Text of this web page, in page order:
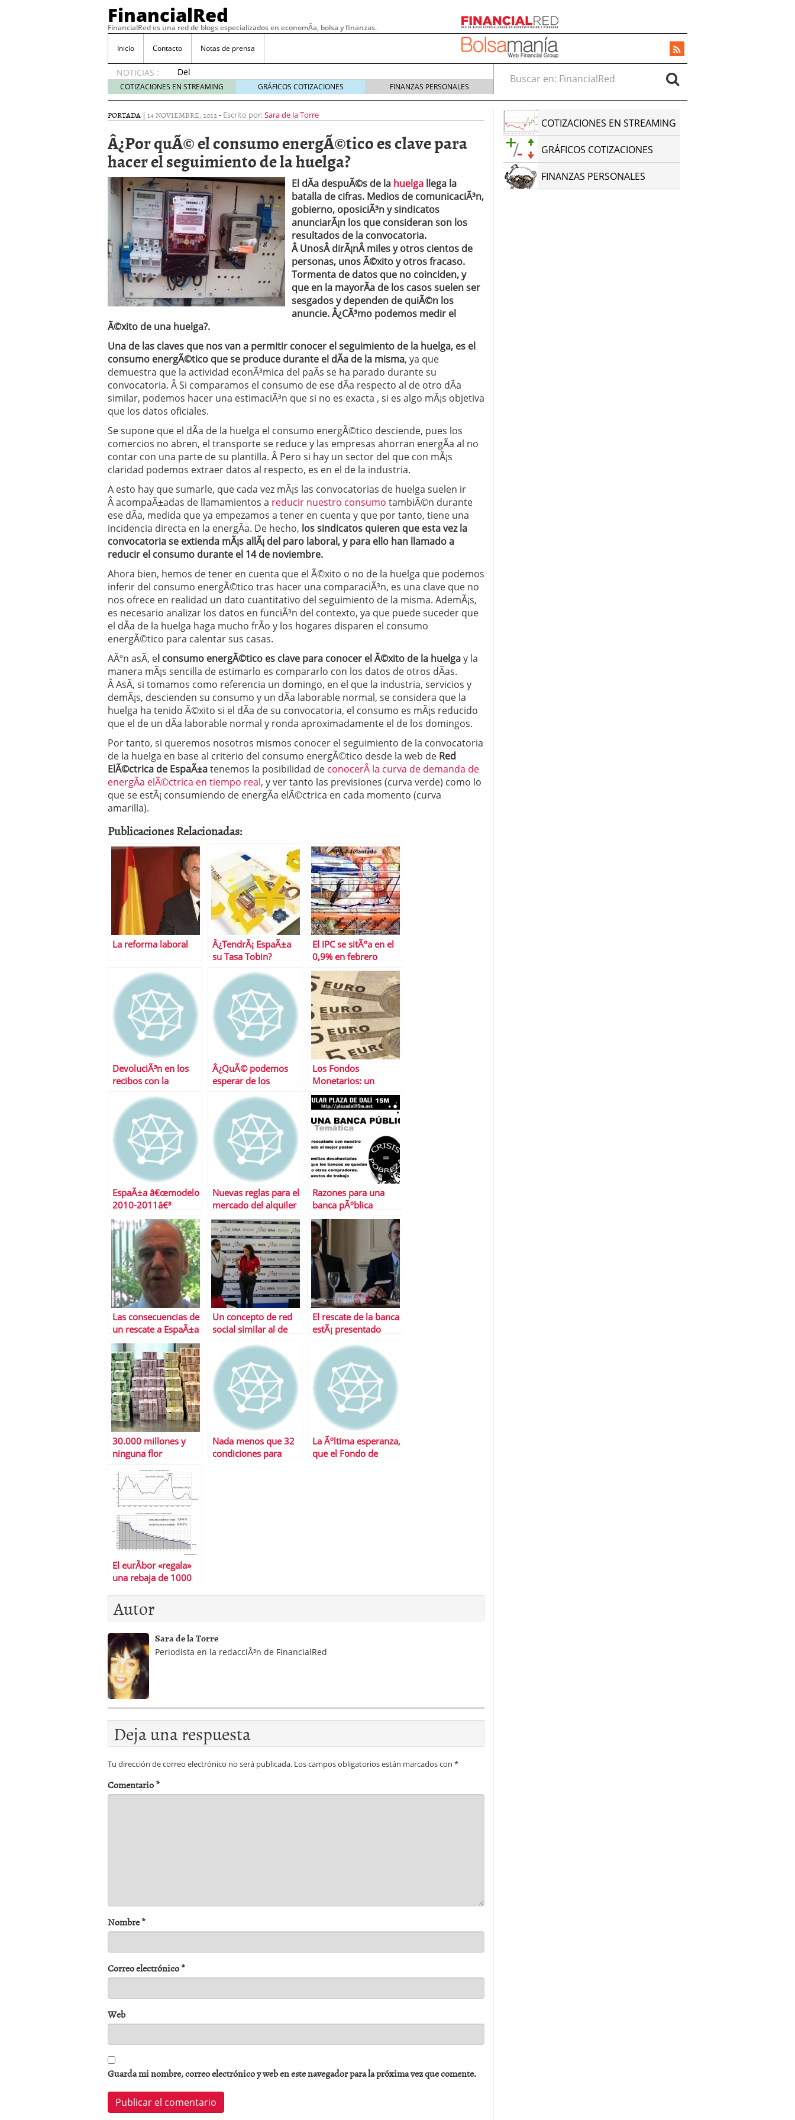
FinancialRed
FinancialRed es una red de blogs especializados en economÃ­a, bolsa y finanzas.
Inicio Contacto Notas de prensa
NOTICIAS :
Del
depósito
a la
cómo
cambiando
gestión
del
ahorro
en
España
05/08/2026
Seguros de convenio en pymes: la obligación que muchas empresas
descubren cuando ya es demasiado tarde 20/07/2026
ReseÃ±a de SIFX: Lo Que Deben Saber los Traders Mexicanos Antes de
Operar 29/06/2026
Crear empresa online vs proceso tradicional: ventajas reales para pymes
29/05/2026
CÃ³mo afrontar una baja mÃ©dica cuando trabajas por cuenta propia
26/05/2026
COTIZACIONES EN STREAMING GRÁFICOS COTIZACIONES FINANZAS PERSONALES
Buscar en:
PORTADA | 14 NOVIEMBRE, 2012- Escrito por:Sara de la Torre
Â¿Por quÃ© el consumo energÃ©tico es clave para
hacer el seguimiento de la huelga?
El dÃ­a despuÃ©s de la huelga llega la
batalla de cifras. Medios de comunicaciÃ³n,
gobierno, oposiciÃ³n y sindicatos
anunciarÃ¡n los que consideran son los
resultados de la convocatoria.
Â UnosÂ dirÃ¡nÂ miles y otros cientos de
personas, unos Ã©xito y otros fracaso.
Tormenta de datos que no coinciden, y
que en la mayorÃ­a de los casos suelen ser
sesgados y dependen de quiÃ©n los
anuncie. Â¿CÃ³mo podemos medir el
Ã©xito de una huelga?.
Una de las claves que nos van a permitir conocer el seguimiento de la huelga, es el
consumo energÃ©tico que se produce durante el dÃ­a de la misma, ya que
demuestra que la actividad econÃ³mica del paÃ­s se ha parado durante su
convocatoria. Â Si comparamos el consumo de ese dÃ­a respecto al de otro dÃ­a
similar, podemos hacer una estimaciÃ³n que si no es exacta , si es algo mÃ¡s objetiva
que los datos oficiales.
Se supone que el dÃ­a de la huelga el consumo energÃ©tico desciende, pues los
comercios no abren, el transporte se reduce y las empresas ahorran energÃ­a al no
contar con una parte de su plantilla. Â Pero si hay un sector del que con mÃ¡s
claridad podemos extraer datos al respecto, es en el de la industria.
A esto hay que sumarle, que cada vez mÃ¡s las convocatorias de huelga suelen ir
Â acompaÃ±adas de llamamientos a reducir nuestro consumo tambiÃ©n durante
ese dÃ­a, medida que ya empezamos a tener en cuenta y que por tanto, tiene una
incidencia directa en la energÃ­a. De hecho, los sindicatos quieren que esta vez la
convocatoria se extienda mÃ¡s allÃ¡ del paro laboral, y para ello han llamado a
reducir el consumo durante el 14 de noviembre.
Ahora bien, hemos de tener en cuenta que el Ã©xito o no de la huelga que podemos
inferir del consumo energÃ©tico tras hacer una comparaciÃ³n, es una clave que no
nos ofrece en realidad un dato cuantitativo del seguimiento de la misma. AdemÃ¡s,
es necesario analizar los datos en funciÃ³n del contexto, ya que puede suceder que
el dÃ­a de la huelga haga mucho frÃ­o y los hogares disparen el consumo
energÃ©tico para calentar sus casas.
AÃºn asÃ­, el consumo energÃ©tico es clave para conocer el Ã©xito de la huelgay la
manera mÃ¡s sencilla de estimarlo es compararlo con los datos de otros dÃ­as.
Â AsÃ­, si tomamos como referencia un domingo, en el que la industria, servicios y
demÃ¡s, descienden su consumo y un dÃ­a laborable normal, se considera que la
huelga ha tenido Ã©xito si el dÃ­a de su convocatoria, el consumo es mÃ¡s reducido
que el de un dÃ­a laborable normal y ronda aproximadamente el de los domingos.
Por tanto, si queremos nosotros mismos conocer el seguimiento de la convocatoria
de la huelga en base al criterio del consumo energÃ©tico desde la web de Red
ElÃ©ctrica de EspaÃ±atenemos la posibilidad de conocerÂ la curva de demanda de
energÃ­a elÃ©ctrica en tiempo real, y ver tanto las previsiones (curva verde) como lo
que se estÃ¡ consumiendo de energÃ­a elÃ©ctrica en cada momento (curva
amarilla).
Publicaciones Relacionadas:
La reforma laboral
Â¿TendrÃ¡ EspaÃ±a
su Tasa Tobin?
El IPC se sitÃºa en el
0,9% en febrero
DevoluciÃ³n en los
recibos con la
Â¿QuÃ© podemos
esperar de los
semana?
Los Fondos
Monetarios: un
negocio solo para la
gestora
EspaÃ±a â€œmodelo
2010-2011â€³
Nuevas reglas para el
mercado del alquiler
Razones para una
banca pÃºblica
Las consecuencias de
un rescate a EspaÃ±a
Un concepto de red
social similar al de
en opentalend
El rescate de la banca
estÃ¡ presentado
30.000 millones y
ninguna flor
Nada menos que 32
condiciones para
La Ãºltima esperanza,
que el Fondo de
El eurÃ­bor «regala»
una rebaja de 1000
Autor
Sara de la Torre
Periodista en la redacciÃ³n de FinancialRed
Deja una respuesta
Tu dirección de correo electrónico no será publicada. Los campos obligatorios están marcados con *
Comentario*
Nombre*
Correo electrónico*
Web
Guarda mi nombre, correo electrónico y web en este navegador para la próxima vez que comente.
COTIZACIONES EN STREAMING
GRÁFICOS COTIZACIONES
FINANZAS PERSONALES